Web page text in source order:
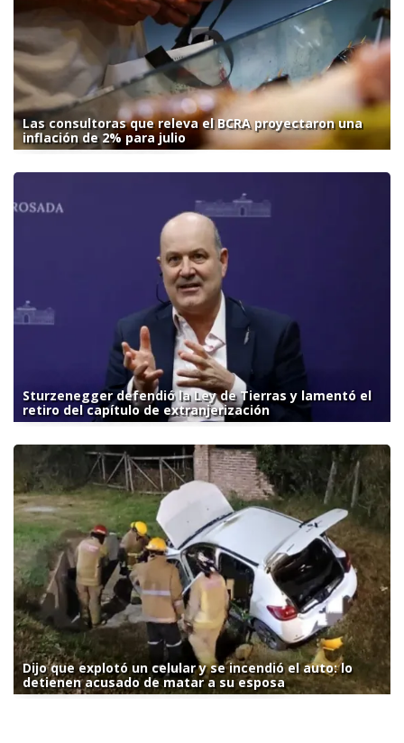
Las consultoras que releva el BCRA proyectaron una
inflación de 2% para julio
Sturzenegger defendió la Ley de Tierras y lamentó el
retiro del capítulo de extranjerización
Dijo que explotó un celular y se incendió el auto: lo
detienen acusado de matar a su esposa